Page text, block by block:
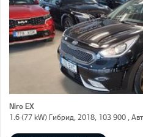
Niro EX
1.6 (77 kW) Гибрид, 2018, 103 900 ,